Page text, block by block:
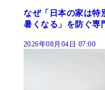
なぜ「日本の家は
暑くなる」を防ぐ専
2026年08月04日 07:00